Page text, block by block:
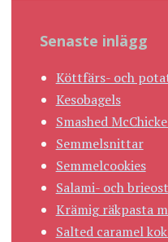
Senaste inlägg
Köttfärs- och
Kesobagels
Smashed
Semmelsnittar
Semmelcookies
Salami- och
Krämig räkpasta
Salted caramel